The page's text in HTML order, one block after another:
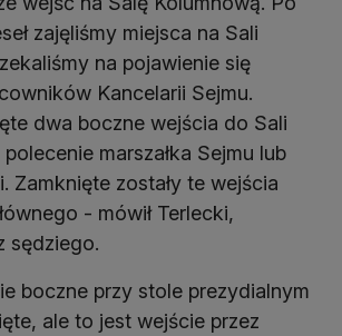
zajęliśmy miejsca na Sali
na pojawienie się
Kancelarii Sejmu.
dwa boczne wejścia do Sali
marszałka Sejmu lub
Zamknięte zostały te wejścia
- mówił Terlecki,
sędziego.
boczne przy stole prezydialnym
ale to jest wejście przez